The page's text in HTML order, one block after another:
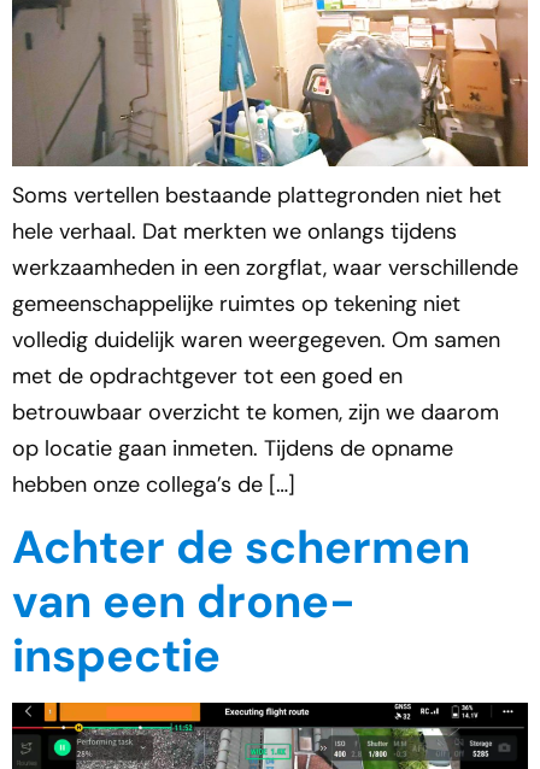
Soms vertellen bestaande plattegronden niet het
hele verhaal. Dat merkten we onlangs tijdens
werkzaamheden in een zorgflat, waar verschillende
gemeenschappelijke ruimtes op tekening niet
volledig duidelijk waren weergegeven. Om samen
met de opdrachtgever tot een goed en
betrouwbaar overzicht te komen, zijn we daarom
op locatie gaan inmeten. Tijdens de opname
hebben onze collega’s de […]
Achter de schermen
van een drone-
inspectie